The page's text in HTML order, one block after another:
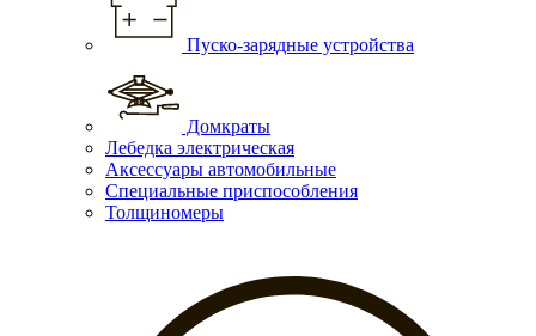
Пуско-зарядные устройства
Домкраты
Лебедка электрическая
Аксессуары автомобильные
Специальные приспособления
Толщиномеры